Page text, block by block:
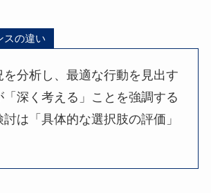
スの違い
を分析し、最適な行動を見出す
「深く考える」ことを強調する
は「具体的な選択肢の評価」